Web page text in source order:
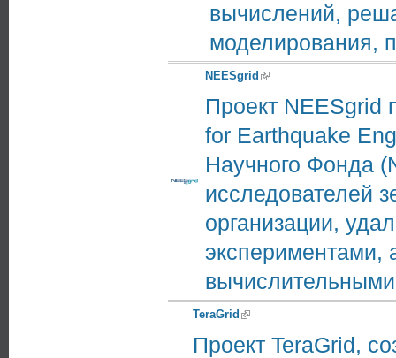
вычислений,
моделирования,
NEESgrid (link is external)
Проект NEESgrid
for Earthquake
Научного Фонда
исследователей
организации,
экспериментами,
вычислительными
TeraGrid (link is external)
Проект TeraGrid,